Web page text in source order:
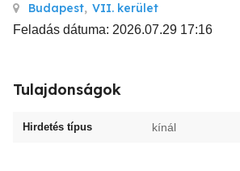
Budapest, VII. kerület
Feladás dátuma: 2026.07.29 17:16
Tulajdonságok
Hirdetés típus kínál